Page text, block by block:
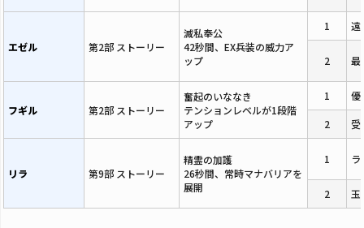
エゼル 第2部 ストーリー
滅私奉公
42秒間、EX兵装の威力ア
ップ
1 遠
2 最
フギル 第2部 ストーリー
奮起のいななき
テンションレベルが1段階
アップ
1 優
2 受
リラ 第9部 ストーリー
精霊の加護
26秒間、常時マナバリアを
展開
1 ラ
2 玉